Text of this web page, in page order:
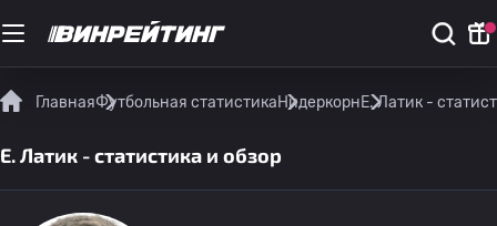
ГлавнаяФутбольная статистикаНидеркорнE. Латик -
E. Латик - статистика и обзор